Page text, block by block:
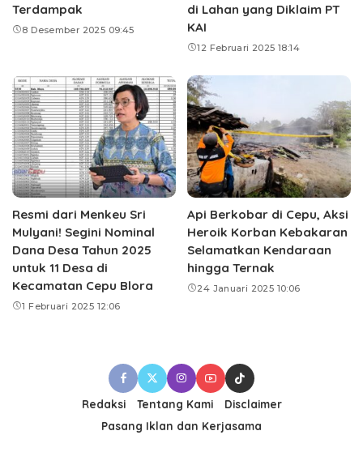
Terdampak
8 Desember 2025 09:45
di Lahan yang Diklaim PT
KAI
12 Februari 2025 18:14
Resmi dari Menkeu Sri
Mulyani! Segini Nominal
Dana Desa Tahun 2025
untuk 11 Desa di
Kecamatan Cepu Blora
1 Februari 2025 12:06
Api Berkobar di Cepu, Aksi
Heroik Korban Kebakaran
Selamatkan Kendaraan
hingga Ternak
24 Januari 2025 10:06
Redaksi Tentang Kami
Disclaimer
Pasang Iklan dan Kerjasama